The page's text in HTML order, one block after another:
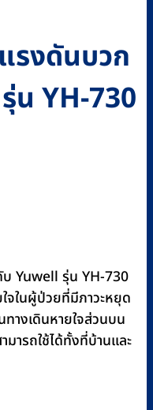
รงดันบวก
น YH-730
บ Yuwell รุ่น YH-730
จในผู้ป่วยที่มีภาวะหยุด
างเดินหายใจส่วนบน
มารถใช้ได้ทั้งที่บ้านและ